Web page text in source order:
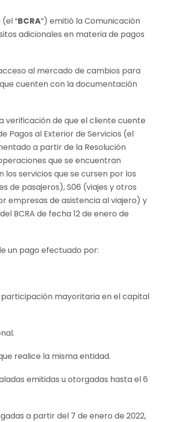
“BCRA”) emitió la Comunicación
adicionales en materia de pagos
al mercado de cambios para
cuenten con la documentación
verificación de que el cliente cuente
Pagos al Exterior de Servicios (el
a partir de la Resolución
que se encuentran
servicios que se cursen por los
de pasajeros), S06 (viajes y otros
empresas de asistencia al viajero) y
BCRA de fecha 12 de enero de
un pago efectuado por:
mayoritaria en el capital
realice la misma entidad.
emitidas u otorgadas hasta el 6
a partir del 7 de enero de 2022,